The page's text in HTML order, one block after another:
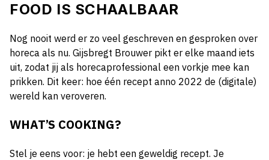
FOOD IS SCHAALBAAR
Nog nooit werd er zo veel geschreven en gesproken over
horeca als nu. Gijsbregt Brouwer pikt er elke maand iets
uit, zodat jij als horecaprofessional een vorkje mee kan
prikken. Dit keer: hoe één recept anno 2022 de (digitale)
wereld kan veroveren.
WHAT’S COOKING?
Stel je eens voor: je hebt een geweldig recept. Je